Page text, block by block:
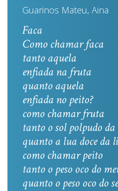
Guarinos Mateu, Aina
Faca
Como chamar faca
tanto aquela
enfiada na fruta
quanto aquela
enfiada no peito?
como chamar fruta
tanto o sol polpudo
quanto a lua doce da
como chamar peito
tanto o peso oco do
quanto o peso oco do